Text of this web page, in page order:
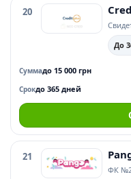
20
До
Суммадо 15 000 грн
Срокдо 365 дней
21
ФК